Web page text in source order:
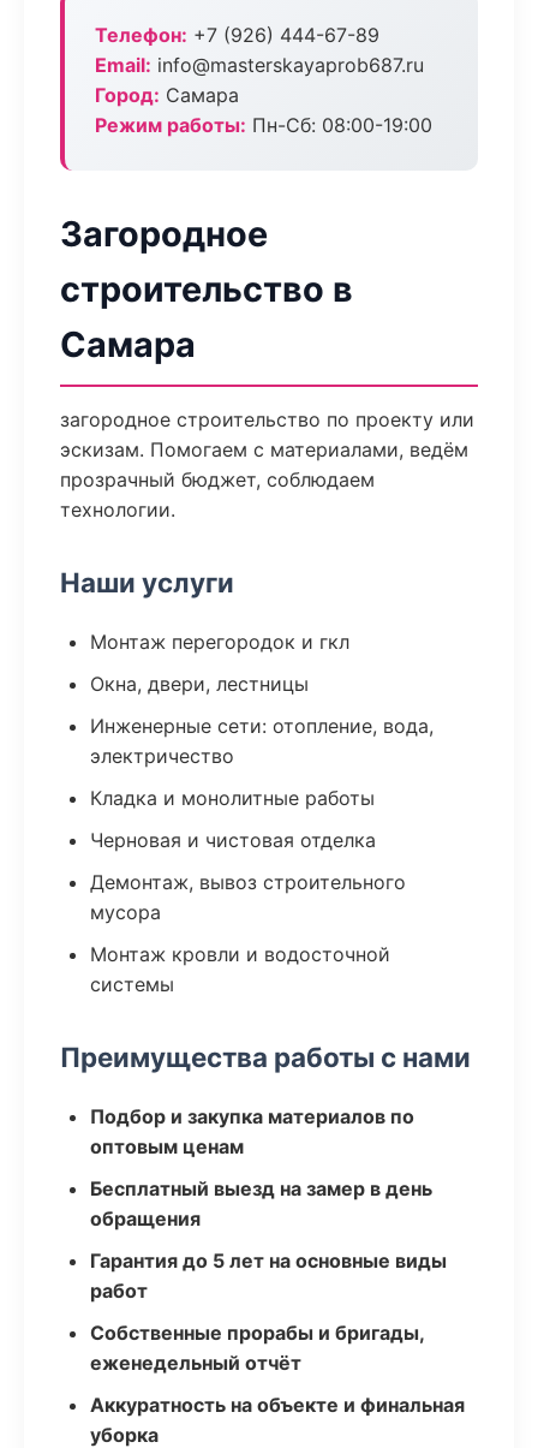
Телефон: +7 (926) 444-67-89
Email: info@masterskayaprob687.ru
Город: Самара
Режим работы: Пн-Сб: 08:00-19:00
Загородное
строительство в
Самара
загородное строительство по проекту или
эскизам. Помогаем с материалами, ведём
прозрачный бюджет, соблюдаем
технологии.
Наши услуги
Монтаж перегородок и гкл
Окна, двери, лестницы
Инженерные сети: отопление, вода,
электричество
Кладка и монолитные работы
Черновая и чистовая отделка
Демонтаж, вывоз строительного
мусора
Монтаж кровли и водосточной
системы
Преимущества работы с нами
Подбор и закупка материалов по
оптовым ценам
Бесплатный выезд на замер в день
обращения
Гарантия до 5 лет на основные виды
работ
Собственные прорабы и бригады,
еженедельный отчёт
Аккуратность на объекте и финальная
уборка